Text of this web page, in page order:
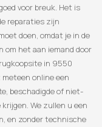
voor breuk. Het is
reparaties zijn
doen, omdat je in de
het aan iemand door
in 9550
online een
beschadigde of niet-
We zullen u een
en zonder technische